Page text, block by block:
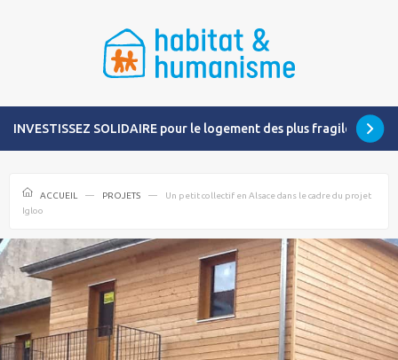
INVESTISSEZ SOLIDAIRE pour le logement des plus fragiles
ACCUEIL PROJETS
Un petit collectif en Alsace dans le cadre du projet
Igloo